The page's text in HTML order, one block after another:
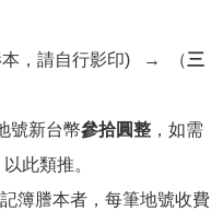
，請自行影印) → （三
號新台幣參拾圓整 ，如需
此類推。
謄本者，每筆地號收費